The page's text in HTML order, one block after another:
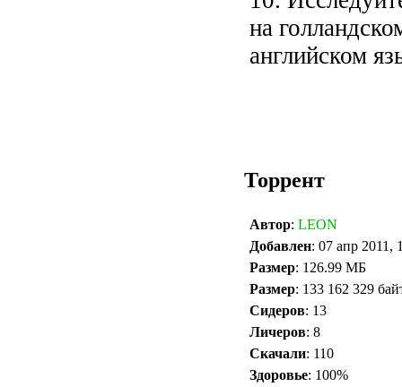
на
английском
Торрент
Автор: LEON
Добавлен: 07 апр 2011,
Размер: 126.99 МБ
Размер: 133 162 329
Сидеров: 13
Личеров: 8
Скачали: 110
Здоровье: 100%